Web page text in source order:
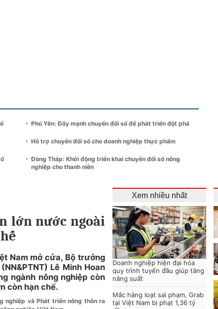
Phú Yên: Đẩy mạnh chuyển đổi số để phát triển đột phá
Hỗ trợ chuyển đổi số cho doanh nghiệp thực phẩm
Đồng Tháp: Khởi động triển khai chuyển đổi số nông
nghiệp cho thanh niên
lớn nước ngoài
Nam mở cửa, Bộ trưởng
Lê Minh Hoan
ngành nông nghiệp còn
còn hạn chế.
nghiệp và Phát triển nông thôn ra
Xem nhiều nhất
Doanh nghiệp hiện đại hóa
quy trình tuyến đầu giúp tăng
năng suất
Mắc hàng loạt sai phạm, Grab
tại Việt Nam bị phạt 1,36 tỷ